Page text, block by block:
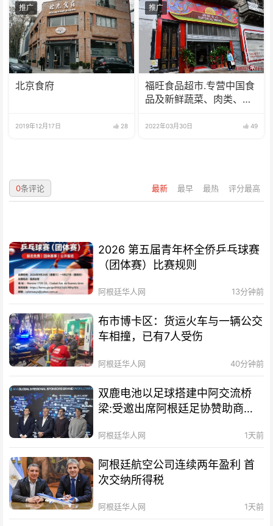
推广
北京食府
2019年12月17日 28
推广
福旺食品超市.专营中国食
品及新鲜蔬菜、肉类、
2022年03月30日 49
最新 最早 最热 评分最高
0条评论
2026 第五届青年杯全侨乒乓球赛
（团体赛）比赛规则
阿根廷华人网 13分钟前
布市博卡区：货运火车与一辆公交
车相撞，已有7人受伤
阿根廷华人网 40分钟前
双鹿电池以足球搭建中阿交流桥
梁:受邀出席阿根廷足协赞助商招
阿根廷华人网 1天前
阿根廷航空公司连续两年盈利 首
次交纳所得税
阿根廷华人网 1天前